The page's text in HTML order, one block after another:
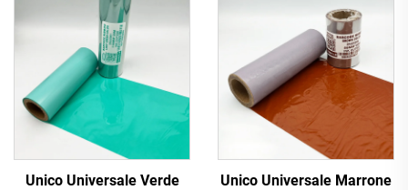
Unico Universale Verde
Unico Universale Marrone